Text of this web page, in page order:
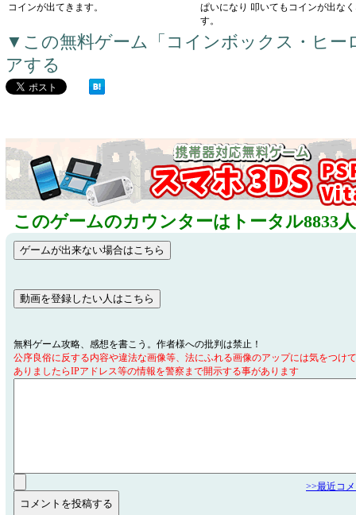
コインが出てきます。
ぱいになり 叩いてもコインが出な
す。
▼この無料ゲーム「コインボックス・ヒー
アする
このゲームのカウンターはトータル8833
無料ゲーム攻略、感想を書こう。作者様への批判は禁止！
公序良俗に反する内容や違法な画像等、法にふれる画像のアップには気をつけ
ありましたらIPアドレス等の情報を警察まで開示する事があります
>>最近コ